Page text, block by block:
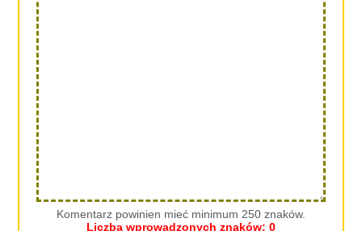
Komentarz powinien mieć minimum 250 znaków.
Liczba wprowadzonych znaków: 0